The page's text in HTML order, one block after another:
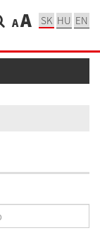
AA SK HU EN